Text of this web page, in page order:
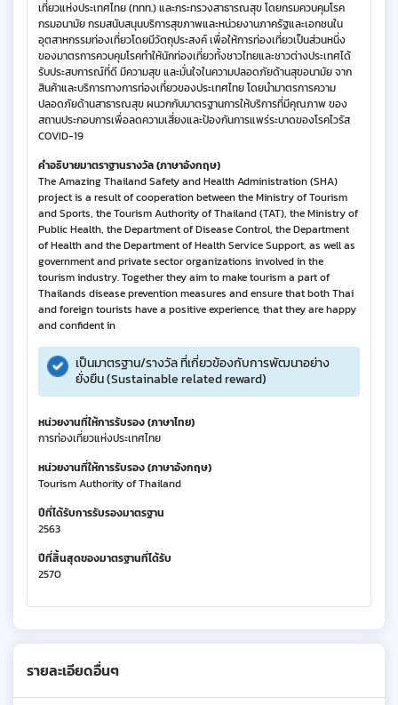
เที่ยวแห่งประเทศไทย (ททท.) และกระทรวงสาธารณสุข โดยกรมควบคุมโรค
กรมอนามัย กรมสนับสนุนบริการสุขภาพและหน่วยงานภาครัฐและเอกชนใน
อุตสาหกรรมท่องเที่ยวโดยมีวัตถุประสงค์ เพื่อให้การท่องเที่ยวเป็นส่วนหนึ่ง
ของมาตรการควบคุมโรคทำให้นักท่องเที่ยวทั้งชาวไทยและชาวต่างประเทศได้
รับประสบการณ์ที่ดี มีความสุข และมั่นใจในความปลอดภัยด้านสุขอนามัย จาก
สินค้าและบริการทางการท่องเที่ยวของประเทศไทย โดยนำมาตรการความ
ปลอดภัยด้านสาธารณสุข ผนวกกับมาตรฐานการให้บริการที่มีคุณภาพ ของ
สถานประกอบการเพื่อลดความเสี่ยงและป้องกันการแพร่ระบาดของโรคไวรัส
COVID-19
คำอธิบายมาตราฐานรางวัล (ภาษาอังกฤษ)
The Amazing Thailand Safety and Health Administration (SHA)
project is a result of cooperation between the Ministry of Tourism
and Sports, the Tourism Authority of Thailand (TAT), the Ministry of
Public Health, the Department of Disease Control, the Department
of Health and the Department of Health Service Support, as well as
government and private sector organizations involved in the
tourism industry. Together they aim to make tourism a part of
Thailands disease prevention measures and ensure that both Thai
and foreign tourists have a positive experience, that they are happy
and confident in
เป็นมาตรฐาน/รางวัล ที่เกี่ยวข้องกับการพัฒนาอย่าง
ยั่งยืน (Sustainable related reward)
หน่วยงานที่ให้การรับรอง (ภาษาไทย)
การท่องเที่ยวแห่งประเทศไทย
หน่วยงานที่ให้การรับรอง (ภาษาอังกฤษ)
Tourism Authority of Thailand
ปีที่ได้รับการรับรองมาตรฐาน
2563
ปีที่สิ้นสุดของมาตรฐานที่ได้รับ
2570
รายละเอียดอื่นๆ